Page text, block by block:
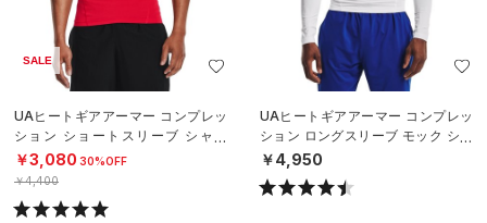
SALE
UAヒートギアアーマー コンプレッ
ション ショートスリーブ シャツ
（トレーニング/MEN）
￥3,080 30%OFF
￥4,400
UAヒートギアアーマー コンプレッ
ション ロングスリーブ モック シャ
ツ（トレーニング/MEN）
￥4,950